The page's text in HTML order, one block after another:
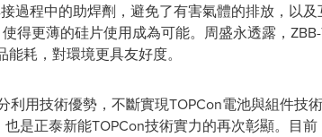
過程中的助焊劑，避免了有害氣體的排放，以
更薄的硅片使用成為可能。周盛永透露，
耗，對環境更具友好度。
用技術優勢，不斷實現TOPCon電池與組件技
是正泰新能TOPCon技術實力的再次彰顯。目